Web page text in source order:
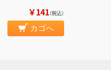
￥141（税込）
カゴへ